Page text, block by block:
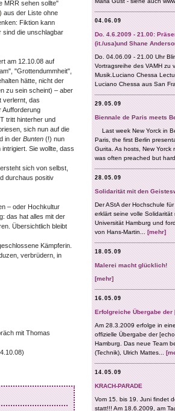
MRR sehen sollte"
) aus der Liste ohne
Fiktion kann
sind die unschlagbar
am 12.10.08 auf
"Grottendummheit",
hätte, nicht der
zu sein scheint) – aber
verlernt, das
Aufforderung
tritt hinterher und
sich nun auf die
in der Bunten (!) nun
Sie wollte, dass
sich von selbst,
durchaus positiv
– oder Hochkultur
das hat alles mit der
Übersichtlich bleibt
Kämpferin.
verbrüdern, in
mit Thomas